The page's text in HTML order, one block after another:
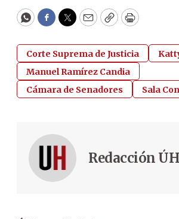
WhatsApp
Facebook
Twitter
EmailCopyPrint
Corte Suprema de Justicia
Manuel Ramírez Candia
Cámara de Senadores
Sala
Redacción ÚH